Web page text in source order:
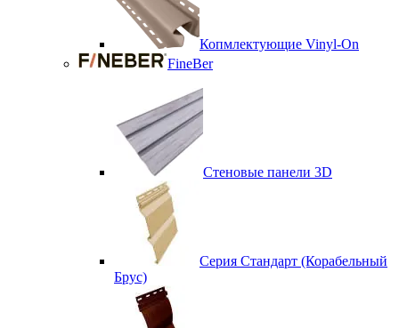
Копмлектующие Vinyl-On
FineBer
Стеновые панели 3D
Серия Стандарт (Корабельный
Брус)